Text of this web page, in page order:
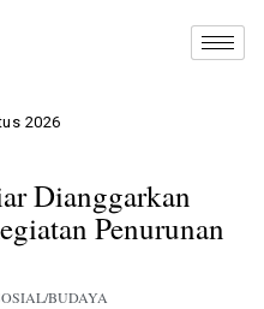
2026
Dianggarkan
Penurunan
BUDAYA